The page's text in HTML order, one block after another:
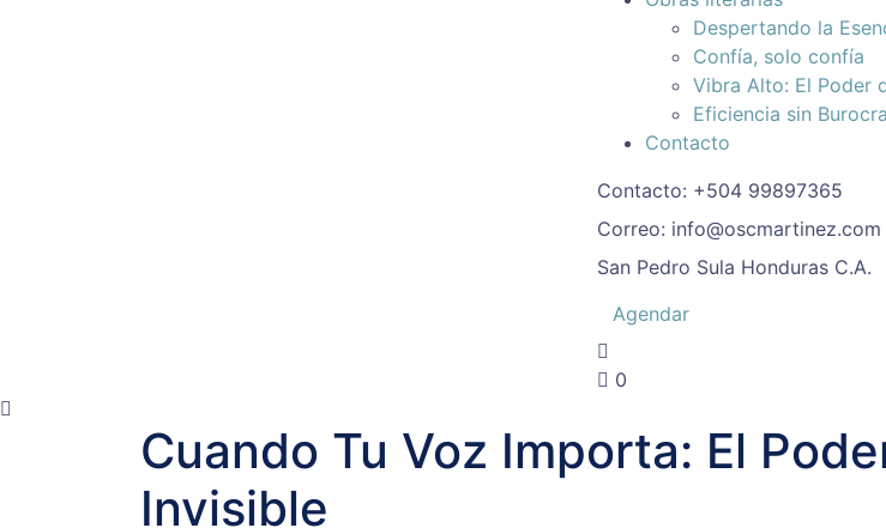
Despertando la
Confía, solo confía
Vibra Alto: El Poder
Eficiencia sin
Contacto
Contacto: +504 99897365
Correo: info@oscmartinez.com
San Pedro Sula Honduras C.A.
Agendar
0
Cuando Tu Voz Importa: El
Invisible